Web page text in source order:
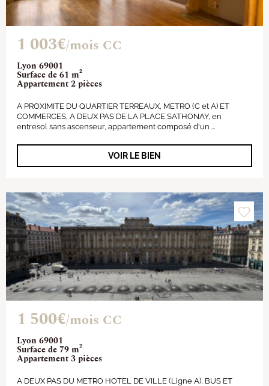
Lyon 69001
Surface de 61 m²
Appartement 2 pièces
1 003€/mois CC
A PROXIMITE DU QUARTIER TERREAUX, METRO (C et A) ET
COMMERCES, A DEUX PAS DE LA PLACE SATHONAY, en
entresol sans ascenseur, appartement composé d'un ...
VOIR LE BIEN
Lyon 69001
Surface de 79 m²
Appartement 3 pièces
1 500€/mois CC
A DEUX PAS DU METRO HOTEL DE VILLE (Ligne A), BUS ET